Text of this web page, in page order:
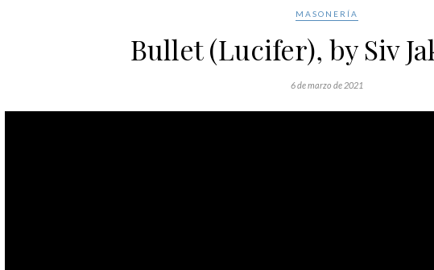
MASONERÍA
Bullet (Lucifer), by Siv
6 de marzo de 2021